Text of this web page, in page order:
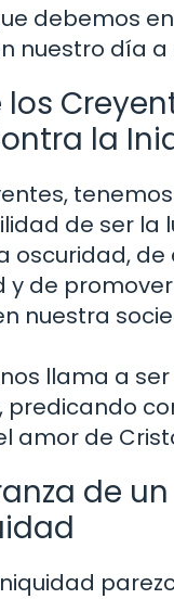
debemos
nuestro día a
los
la
de ser la
oscuridad,
y de
nuestra
llama a
predicando
amor de
de